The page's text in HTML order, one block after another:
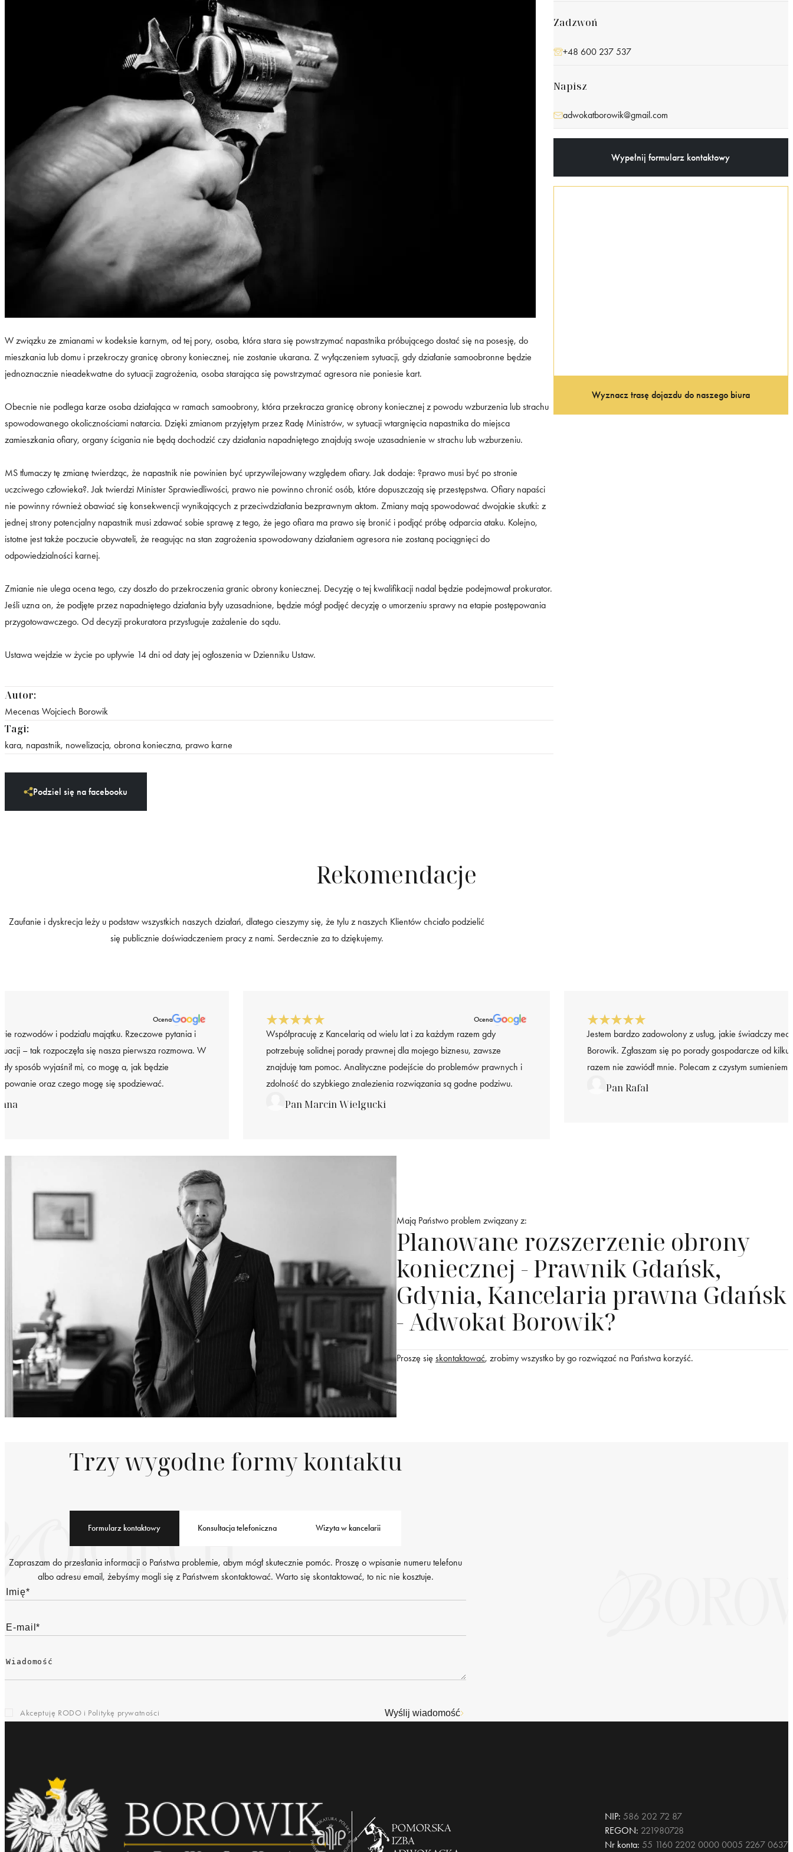
Upadłość konsumencka
Służebność
W związku ze zmianami w kodeksie karnym, od tej pory, osoba, która stara się powstrzymać napastnika próbującego dostać się na posesję, do
mieszkania lub domu i przekroczy granicę obrony koniecznej, nie zostanie ukarana. Z wyłączeniem sytuacji, gdy działanie samoobronne będzie
jednoznacznie nieadekwatne do sytuacji zagrożenia, osoba starająca się powstrzymać agresora nie poniesie kart.
Obecnie nie podlega karze osoba działająca w ramach samoobrony, która przekracza granicę obrony koniecznej z powodu wzburzenia lub strachu
spowodowanego okolicznościami natarcia. Dzięki zmianom przyjętym przez Radę Ministrów, w sytuacji wtargnięcia napastnika do miejsca
zamieszkania ofiary, organy ścigania nie będą dochodzić czy działania napadniętego znajdują swoje uzasadnienie w strachu lub wzburzeniu.
MS tłumaczy tę zmianę twierdząc, że napastnik nie powinien być uprzywilejowany względem ofiary. Jak dodaje: ?prawo musi być po stronie
uczciwego człowieka?. Jak twierdzi Minister Sprawiedliwości, prawo nie powinno chronić osób, które dopuszczają się przestępstwa. Ofiary napaści
nie powinny również obawiać się konsekwencji wynikających z przeciwdziałania bezprawnym aktom. Zmiany mają spowodować dwojakie skutki: z
jednej strony potencjalny napastnik musi zdawać sobie sprawę z tego, że jego ofiara ma prawo się bronić i podjąć próbę odparcia ataku. Kolejno,
istotne jest także poczucie obywateli, że reagując na stan zagrożenia spowodowany działaniem agresora nie zostaną pociągnięci do
odpowiedzialności karnej.
Zmianie nie ulega ocena tego, czy doszło do przekroczenia granic obrony koniecznej. Decyzję o tej kwalifikacji nadal będzie podejmował prokurator.
Jeśli uzna on, że podjęte przez napadniętego działania były uzasadnione, będzie mógł podjęć decyzję o umorzeniu sprawy na etapie postępowania
przygotowawczego. Od decyzji prokuratora przysługuje zażalenie do sądu.
Ustawa wejdzie w życie po upływie 14 dni od daty jej ogłoszenia w Dzienniku Ustaw.
Autor:
Mecenas Wojciech Borowik
Tagi:
kara, napastnik, nowelizacja, obrona konieczna, prawo karne
Podziel się na facebooku
Zadzwoń
+48 600 237 537
Napisz
adwokatborowik@gmail.com
Wypełnij formularz kontaktowy
Wyznacz trasę dojazdu do naszego biura
Rekomendacje
Zaufanie i dyskrecja leży u podstaw wszystkich naszych działań, dlatego cieszymy się, że tylu z naszych Klientów chciało podzielić
się publicznie doświadczeniem pracy z nami. Serdecznie za to dziękujemy.
Ocena
rozwodów i podziału majątku. Rzeczowe pytania i
– tak rozpoczęła się nasza pierwsza rozmowa. W
sposób wyjaśnił mi, co mogę a, jak będzie
oraz czego mogę się spodziewać.
Ocena
Współpracuję z Kancelarią od wielu lat i za każdym razem gdy
potrzebuję solidnej porady prawnej dla mojego biznesu, zawsze
znajduję tam pomoc. Analityczne podejście do problemów prawnych i
zdolność do szybkiego znalezienia rozwiązania są godne podziwu.
Pan Marcin Wielgucki
Jestem bardzo zadowolony z usług, jakie świadczy
Borowik. Zgłaszam się po porady gospodarcze od kilku
razem nie zawiódł mnie. Polecam z czystym sumieniem.
Pan Rafał
Mają Państwo problem związany z:
Planowane rozszerzenie obrony
koniecznej - Prawnik Gdańsk,
Gdynia, Kancelaria prawna Gdańsk
- Adwokat Borowik?
Proszę się skontaktować, zrobimy wszystko by go rozwiązać na Państwa korzyść.
Trzy wygodne formy kontaktu
Formularz kontaktowy Konsultacja telefoniczna Wizyta w kancelarii
Zapraszam do przesłania informacji o Państwa problemie, abym mógł skutecznie pomóc. Proszę o wpisanie numeru telefonu
albo adresu email, żebyśmy mogli się z Państwem skontaktować. Warto się skontaktować, to nic nie kosztuje.
Akceptuję RODO i Politykę prywatności Wyślij wiadomość
NIP: 586 202 72 87
REGON: 221980728
Nr konta: 55 1160 2202 0000 0005 2267 0637